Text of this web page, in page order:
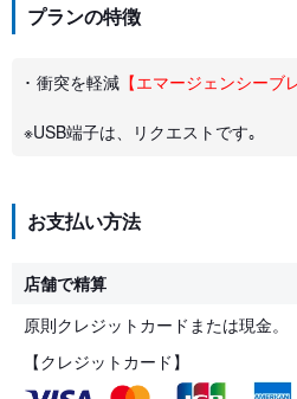
プランの特徴
･ 衝突を軽減 【エマージェンシーブ
※USB端子は、リクエストです｡
お支払い方法
店舗で精算
原則クレジットカードまたは現金。
【クレジットカード】